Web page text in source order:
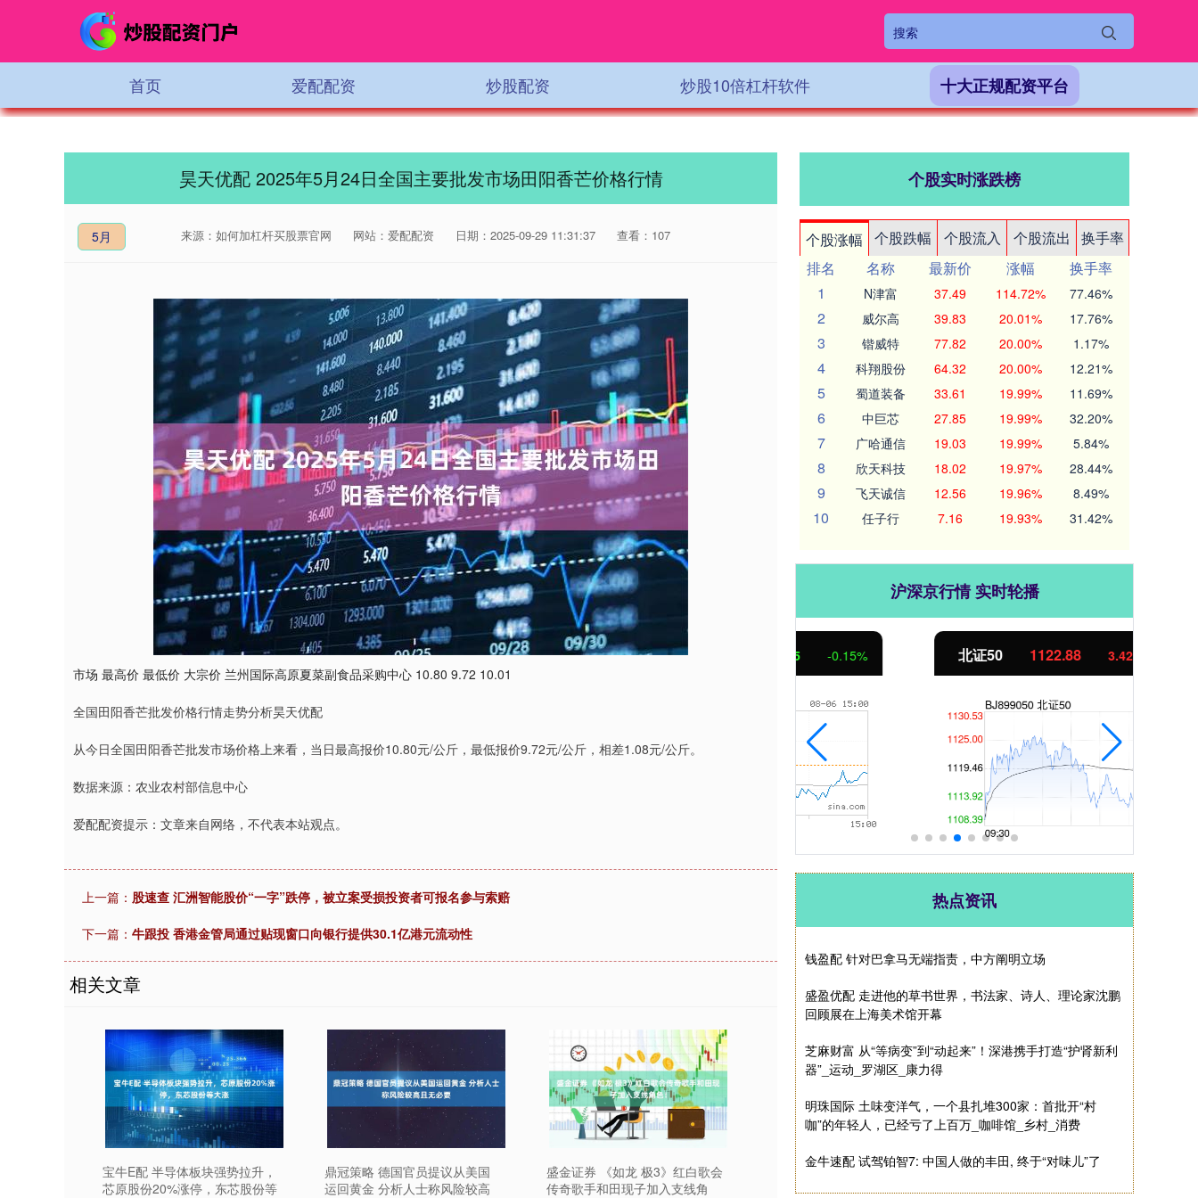
首页 爱配配资 炒股配资 炒股10倍杠杆软件 十大正规配资平台
昊天优配 2025年5月24日全国主要批发市场田阳香芒价格行情
5月 来源：如何加杠杆买股票官网 网站：爱配配资 日期：2025-09-29 11:31:37 查看：107
市场 最高价 最低价 大宗价 兰州国际高原夏菜副食品采购中心 10.80 9.72 10.01
全国田阳香芒批发价格行情走势分析昊天优配
从今日全国田阳香芒批发市场价格上来看，当日最高报价10.80元/公斤，最低报价9.72元/公斤，相差1.08元/公斤。
数据来源：农业农村部信息中心
爱配配资提示：文章来自网络，不代表本站观点。
上一篇： 股速查 汇洲智能股价“一字”跌停，被立案受损投资者可报名参与索赔
下一篇： 牛跟投 香港金管局通过贴现窗口向银行提供30.1亿港元流动性
相关文章
宝牛E配 半导体板块强势拉升，
芯原股份20%涨停，东芯股份等
鼎冠策略 德国官员提议从美国
运回黄金 分析人士称风险较高
盛金证券 《如龙 极3》红白歌会
传奇歌手和田现子加入支线角
个股实时涨跌榜
个股涨幅 个股跌幅 个股流入 个股流出
换手率
排名
名称 最新价 涨幅
换手率
1
N津富 37.49 114.72% 77.46%
2 威尔高 39.83 20.01% 17.76%
3 锴威特 77.82 20.00% 1.17%
4 科翔股份 64.32 20.00% 12.21%
5 蜀道装备 33.61 19.99% 11.69%
6 中巨芯 27.85 19.99% 32.20%
7 广哈通信 19.03 19.99% 5.84%
8 欣天科技 18.02 19.97% 28.44%
9 飞天诚信 12.56 19.96% 8.49%
10 任子行 7.16 19.93% 31.42%
沪深京行情 实时轮播
深证成指 14110.12 -34.08 -0.24% 沪深300 4651.31 -6.85 北证50 1122.88 3.42 0.30%
热点资讯
钱盈配 针对巴拿马无端指责，中方阐明立场
盛盈优配 走进他的草书世界，书法家、诗人、理论家沈鹏
回顾展在上海美术馆开幕
芝麻财富 从“等病变”到“动起来”！深港携手打造“护肾新利
器”_运动_罗湖区_康力得
明珠国际 土味变洋气，一个县扎堆300家：首批开“村
咖”的年轻人，已经亏了上百万_咖啡馆_乡村_消费
金牛速配 试驾铂智7: 中国人做的丰田, 终于“对味儿”了